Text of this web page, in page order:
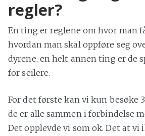
regler?
En ting er reglene om hvor man
hvordan man skal oppføre seg
dyrene, en helt annen ting er de
for seilere.
For det første kan vi kun besøke
de er alle sammen i forbindelse
Det opplevde vi som ok. Det at vi